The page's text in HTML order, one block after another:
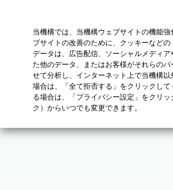
当機構では、当機構ウェブサイトの機能
ブサイトの改善のために、クッキーなど
データは、広告配信、ソーシャルメディ
た他のデータ、またはお客様がそれらの
せて分析し、インターネット上で当機構
場合は、「全て拒否する」をクリックし
る場合は、「プライバシー設定」をクリ
ク）からいつでも変更できます。